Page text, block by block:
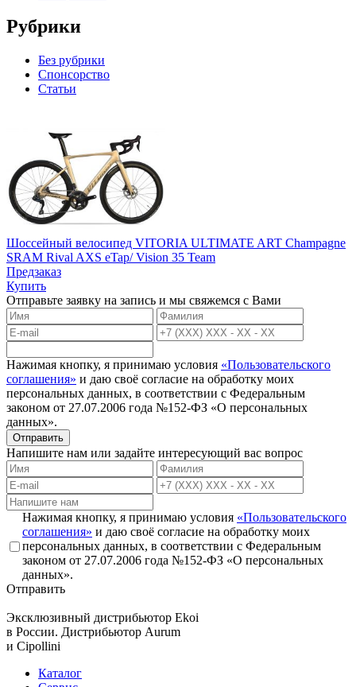
Рубрики
Без рубрики
Спонсорство
Статьи
Шоссейный велосипед VITORIA ULTIMATE ART Champagne
SRAM Rival AXS eTap/ Vision 35 Team
Предзаказ
Купить
Отправьте заявку на запись и мы свяжемся с Вами
Нажимая кнопку, я принимаю условия «Пользовательского
соглашения» и даю своё согласие на обработку моих
персональных данных, в соответствии с Федеральным
законом от 27.07.2006 года №152-ФЗ «О персональных
данных».
Отправить
Напишите нам или задайте интересующий вас вопрос
Нажимая кнопку, я принимаю условия «Пользовательского
соглашения» и даю своё согласие на обработку моих
персональных данных, в соответствии с Федеральным
законом от 27.07.2006 года №152-ФЗ «О персональных
данных».
Отправить
Эксклюзивный дистрибьютор Ekoi
в России. Дистрибьютор Aurum
и Cipollini
Каталог